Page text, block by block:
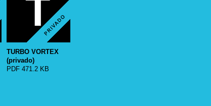
TURBO VORTEX
(privado)
PDF 471.2 KB